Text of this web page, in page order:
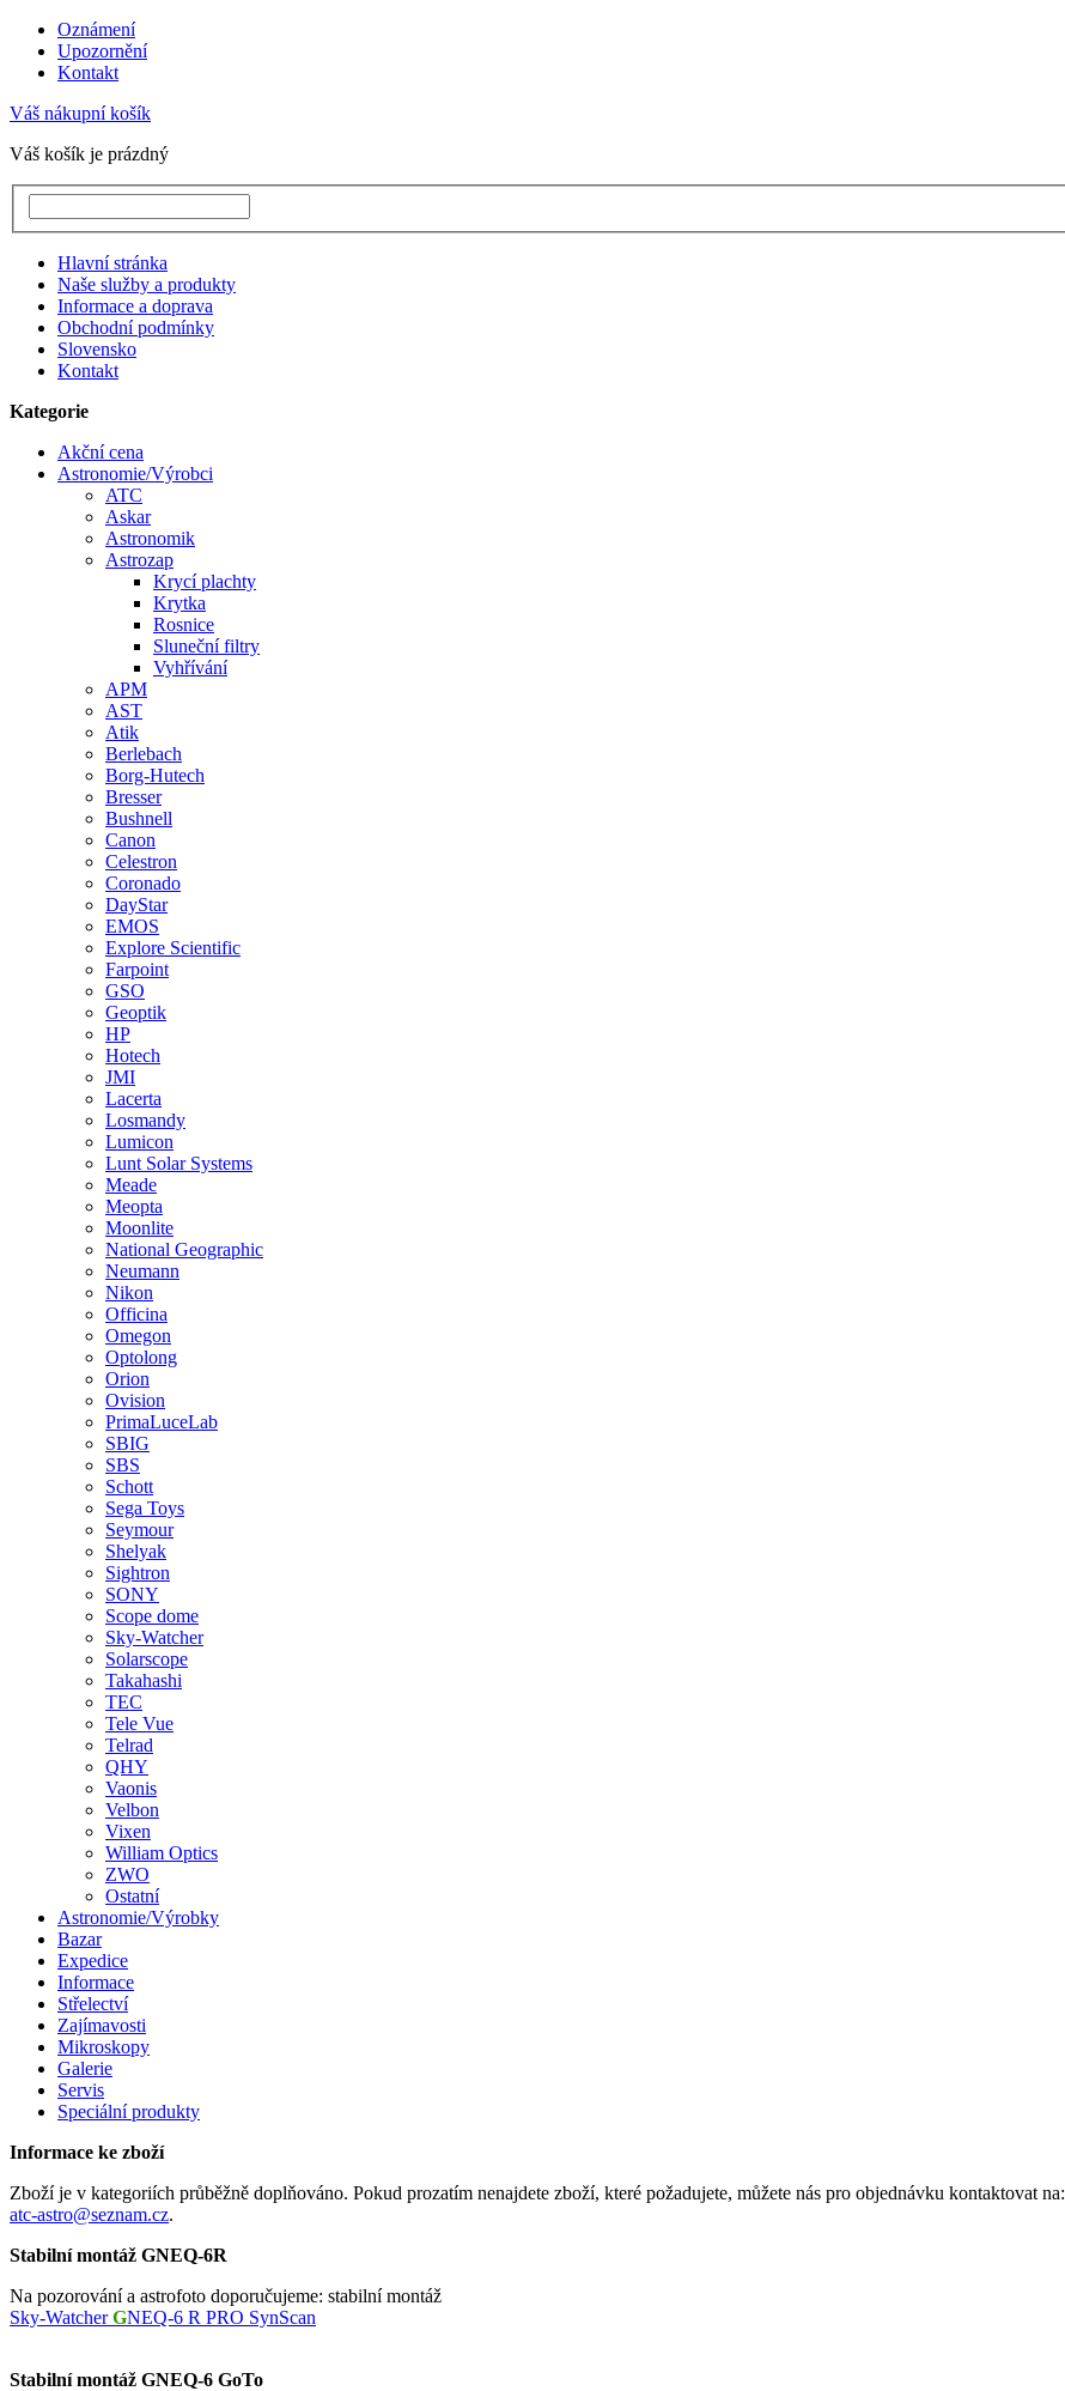
Oznámení
Upozornění
Kontakt
Váš nákupní košík
Váš košík je prázdný
Hlavní stránka
Naše služby a produkty
Informace a doprava
Obchodní podmínky
Slovensko
Kontakt
Kategorie
Akční cena
Astronomie/Výrobci
ATC
Askar
Astronomik
Astrozap
Krycí plachty
Krytka
Rosnice
Sluneční filtry
Vyhřívání
APM
AST
Atik
Berlebach
Borg-Hutech
Bresser
Bushnell
Canon
Celestron
Coronado
DayStar
EMOS
Explore Scientific
Farpoint
GSO
Geoptik
HP
Hotech
JMI
Lacerta
Losmandy
Lumicon
Lunt Solar Systems
Meade
Meopta
Moonlite
National Geographic
Neumann
Nikon
Officina
Omegon
Optolong
Orion
Ovision
PrimaLuceLab
SBIG
SBS
Schott
Sega Toys
Seymour
Shelyak
Sightron
SONY
Scope dome
Sky-Watcher
Solarscope
Takahashi
TEC
Tele Vue
Telrad
QHY
Vaonis
Velbon
Vixen
William Optics
ZWO
Ostatní
Astronomie/Výrobky
Bazar
Expedice
Informace
Střelectví
Zajímavosti
Mikroskopy
Galerie
Servis
Speciální produkty
Informace ke zboží
Zboží je v kategoriích průběžně doplňováno. Pokud prozatím nenajdete zboží, které požadujete, můžete nás pro objednávku kontaktovat na:
atc-astro@seznam.cz.
Stabilní montáž GNEQ-6R
Na pozorování a astrofoto doporučujeme: stabilní montáž
Sky-WatcherGNEQ-6 R PRO SynScan
Stabilní montáž GNEQ-6 GoTo